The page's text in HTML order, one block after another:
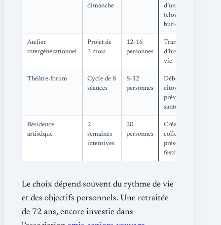
dimanche
d’un style
(clown,
burlesque)
Atelier
intergénérationnel
Projet de
3 mois
12-16
personnes
Transmission
d’histoires de
vie
Théâtre‐forum
Cycle de 8
séances
8-12
personnes
Débat
citoyen,
prévention
santé
Résidence
artistique
2
semaines
intensives
20
personnes
Création
collective
présentée en
festival
Le choix dépend souvent du rythme de vie
et des objectifs personnels. Une retraitée
de 72 ans, encore investie dans